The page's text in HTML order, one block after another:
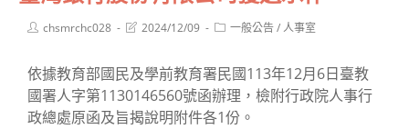
Postchsmrchc028
Post2024/12/09
Post一般公告/人事室
依據教育部國民及學前教育署民國113年12月6日臺教
國署人字第1130146560號函辦理，檢附行政院人事行
政總處原函及旨揭說明附件各1份。